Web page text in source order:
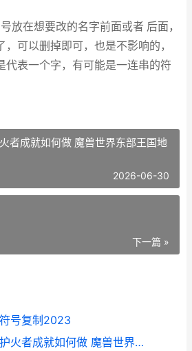
放在想要改的名字前面或者 后面，
可以删掉即可，也是不影响的，
代表一个字，有可能是一连串的符
者成就如何做 魔兽世界东部王国地
2026-06-30
下一篇 »
号复制2023
魔兽世界东部王国护火者成就如何做 魔兽世界东部王国地图高清大图